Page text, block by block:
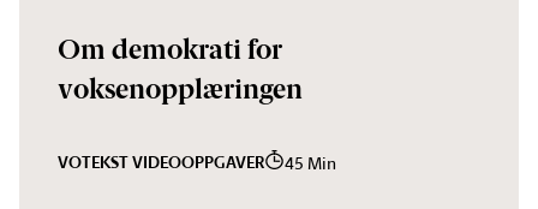
Om demokrati for
voksenopplæringen
VOTEKST VIDEOOPPGAVER 45 Min